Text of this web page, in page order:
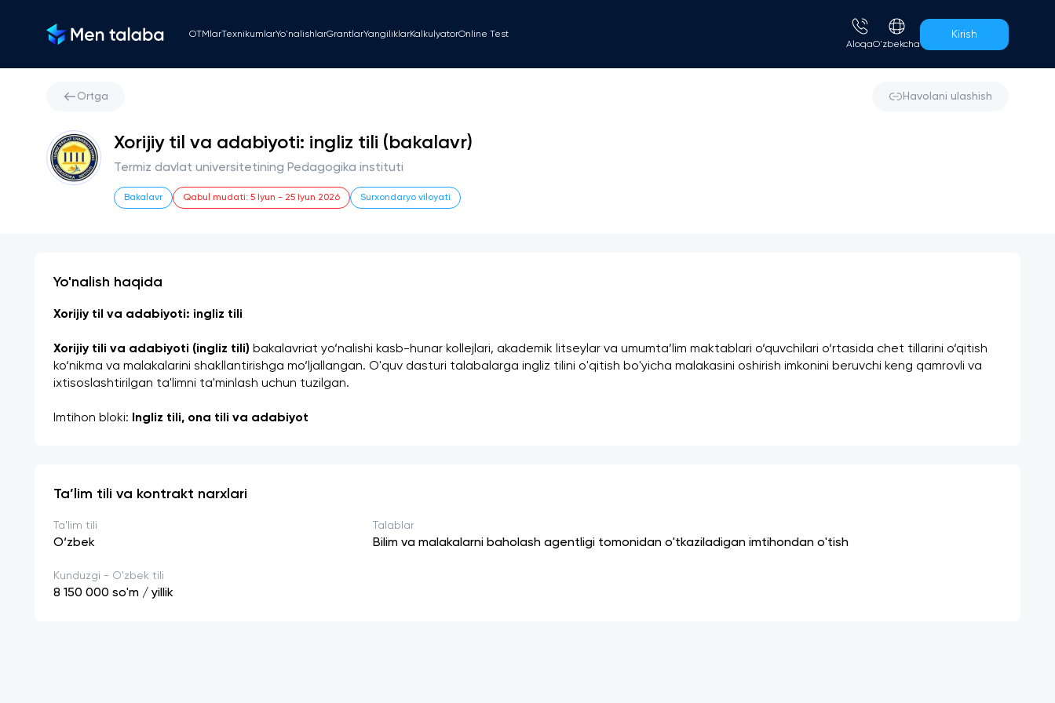
OTMlarTexnikumlarYo'nalishlarGrantlarYangiliklarKalkulyatorOnline Test
AloqaO'zbekcha
Kirish
Ortga Havolani ulashish
Xorijiy til va adabiyoti: ingliz tili (bakalavr)
Termiz davlat universitetining Pedagogika instituti
Bakalavr Qabul mudati: 5 Iyun - 25 Iyun 2026 Surxondaryo viloyati
Yo'nalish haqida
Xorijiy til va adabiyoti: ingliz tili
Xorijiy tili va adabiyoti (ingliz tili) bakalavriat yo‘nalishi kasb-hunar kollejlari, akademik litseylar va umumta’lim maktablari o‘quvchilari o‘rtasida chet tillarini o‘qitish
ko‘nikma va malakalarini shakllantirishga mo‘ljallangan. O'quv dasturi talabalarga ingliz tilini o'qitish bo'yicha malakasini oshirish imkonini beruvchi keng qamrovli va
ixtisoslashtirilgan ta'limni ta'minlash uchun tuzilgan.
Imtihon bloki: Ingliz tili, ona tili va adabiyot
Ta’lim tili va kontrakt narxlari
Ta'lim tili
O‘zbek
Talablar
Bilim va malakalarni baholash agentligi tomonidan o'tkaziladigan imtihondan o'tish
Kunduzgi - O'zbek tili
8 150 000 so'm / yillik